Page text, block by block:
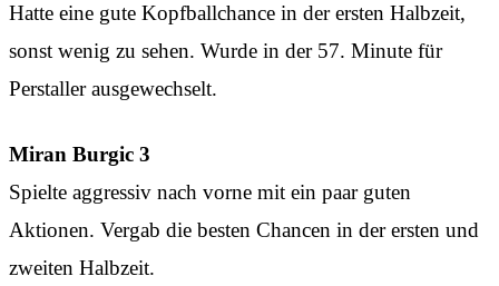
Hatte eine gute Kopfballchance in der ersten Halbzeit,
sonst wenig zu sehen. Wurde in der 57. Minute für
Perstaller ausgewechselt.
Miran Burgic 3
Spielte aggressiv nach vorne mit ein paar guten
Aktionen. Vergab die besten Chancen in der ersten und
zweiten Halbzeit.